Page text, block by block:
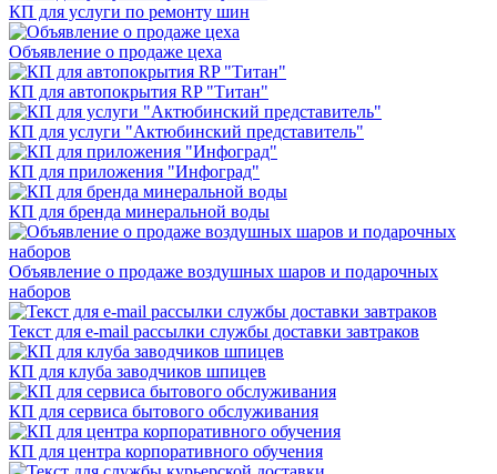
КП для услуги по ремонту шин
Объявление о продаже цеха
КП для автопокрытия RP "Титан"
КП для услуги "Актюбинский представитель"
КП для приложения "Инфоград"
КП для бренда минеральной воды
Объявление о продаже воздушных шаров и подарочных
наборов
Текст для e-mail рассылки службы доставки завтраков
КП для клуба заводчиков шпицев
КП для сервиса бытового обслуживания
КП для центра корпоративного обучения